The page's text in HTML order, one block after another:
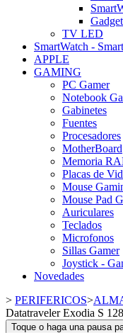
TV LED
SmartWatch -
APPLE
GAMING
PC Gamer
Notebook
Gabinetes
Fuentes
Procesadores
MotherBoard
Memoria
Placas de
Mouse
Mouse Pad
Auriculares
Teclados
Microfonos
Sillas Gamer
Joystick -
Novedades
> PERIFERICOS>
Datatraveler Exodia S
Toque o haga una pausa